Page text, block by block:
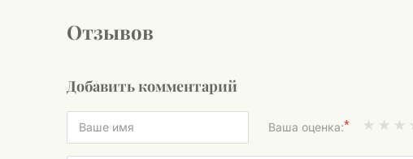
Отзывов
Добавить комментарий
Ваша оценка:*